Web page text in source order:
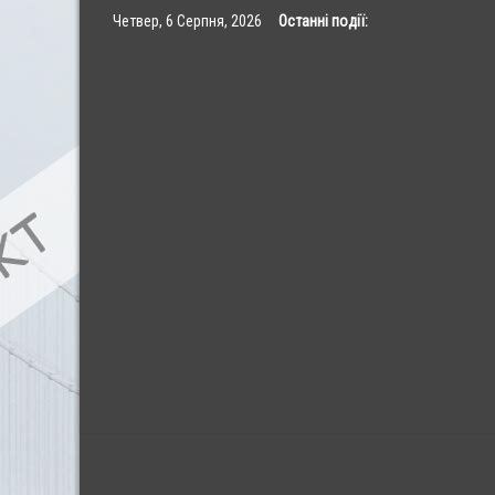
Четвер, 6 Серпня, 2026 Останні події: